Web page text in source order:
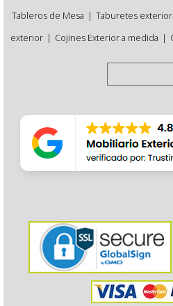
Tableros de Mesa | Taburetes exterior
exterior | Cojines Exterior a medida |